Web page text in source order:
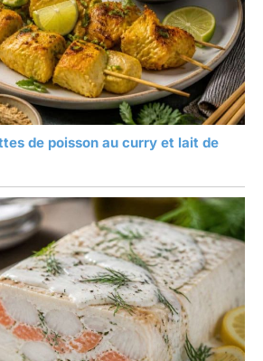
de poisson au curry et lait de